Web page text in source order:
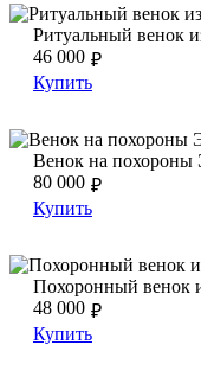
Ритуальный венок из
Ритуальный венок
Ритуальный венок
₽
46 000
Купить
Венок на похороны
Венок на
Венок на
₽
80 000
Купить
Похоронный венок из
Похоронный венок
Похоронный венок
₽
48 000
Купить